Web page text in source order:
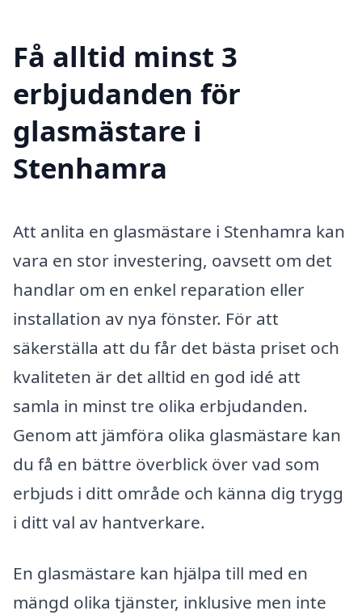
Få alltid minst 3
erbjudanden för
glasmästare i
Stenhamra
Att anlita en glasmästare i Stenhamra kan
vara en stor investering, oavsett om det
handlar om en enkel reparation eller
installation av nya fönster. För att
säkerställa att du får det bästa priset och
kvaliteten är det alltid en god idé att
samla in minst tre olika erbjudanden.
Genom att jämföra olika glasmästare kan
du få en bättre överblick över vad som
erbjuds i ditt område och känna dig trygg
i ditt val av hantverkare.
En glasmästare kan hjälpa till med en
mängd olika tjänster, inklusive men inte